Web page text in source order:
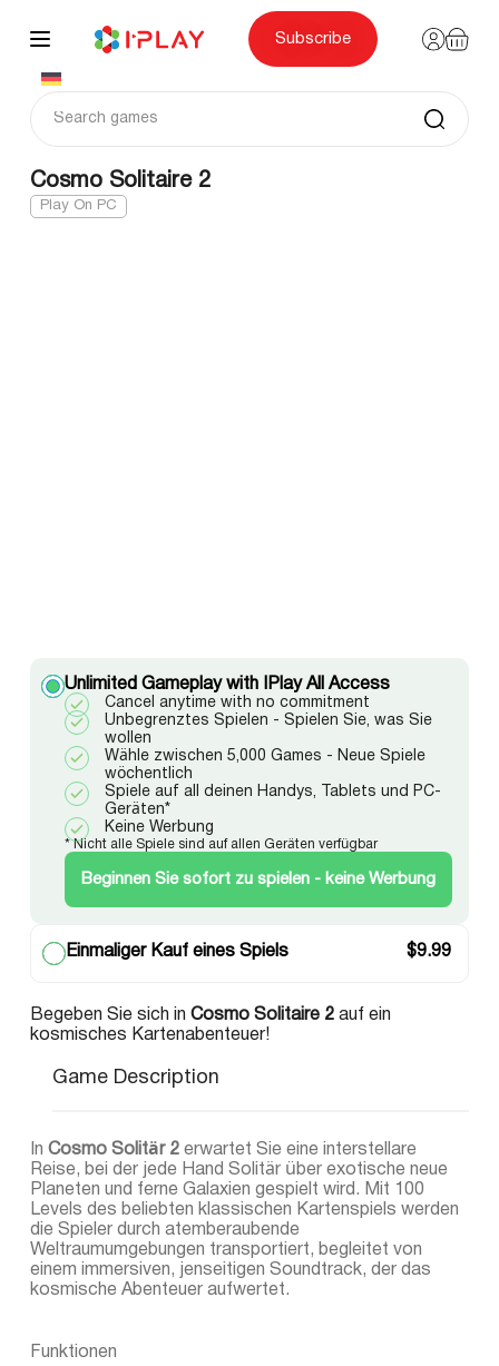
content
Subscribe
Cosmo Solitaire 2
Play On PC
Unlimited Gameplay with IPlay All Access
Cancel anytime with no commitment
Unbegrenztes Spielen - Spielen Sie, was Sie
wollen
Wähle zwischen 5,000 Games - Neue Spiele
wöchentlich
Spiele auf all deinen Handys, Tablets und PC-
Geräten*
Keine Werbung
* Nicht alle Spiele sind auf allen Geräten verfügbar
Beginnen Sie sofort zu spielen - keine Werbung
Einmaliger Kauf eines Spiels $9.99
Begeben Sie sich in Cosmo Solitaire 2auf ein
kosmisches Kartenabenteuer!
Game Description
In Cosmo Solitär 2erwartet Sie eine interstellare
Reise, bei der jede Hand Solitär über exotische neue
Planeten und ferne Galaxien gespielt wird. Mit 100
Levels des beliebten klassischen Kartenspiels werden
die Spieler durch atemberaubende
Weltraumumgebungen transportiert, begleitet von
einem immersiven, jenseitigen Soundtrack, der das
kosmische Abenteuer aufwertet.
Funktionen